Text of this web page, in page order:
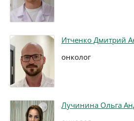
Итченко Дмитрий
онколог
Лучинина Ольга